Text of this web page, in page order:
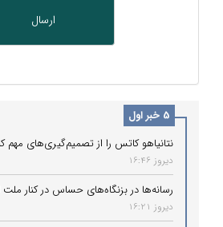
5 خبر اول
نتانیاهو کاتس را از تصمیم‌گیری‌های مهم
دیروز 16:46
رسانه‌ها در بزنگاه‌های حساس در کنار ملت
دیروز 16:21